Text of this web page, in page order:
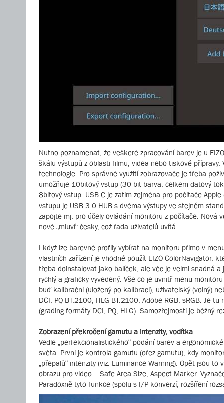
Nutno poznamenat, že veškeré zpracování barev je u
škálu výstupů z oblasti filmu, videa nebo tiskové přípravy.
technologie. Pro správné využití zobrazovače je třeba
umožňuje 10bitový vstup (30 bit barva, celkem datový
8bitový vstup. USB-C je zatím zejména pro počítače
vstupu je USB 3.0 HUB s dvěma výstupy ve stejném
zapojte mj. pro účely ovládání monitoru z počítače. Nová
nově „mluví“ česky, což řada uživatelů uvítá.
I když lze barevné profily vybírat na monitoru přímo v
vlastních zařízení je vhodné použít EIZO ColorNavigator,
třeba doinstalovat jako balíček, ale věc je velmi snadná a
rychlý a graficky vyvedený. Vše co je uvnitř menu
buď kalibrační (uložený po kalibraci), uživatelský (volný)
DCI, PQ BT.2100, HLG BT.2100, Adobe RGB, sRGB. Je
(grading formáty DCI, PQ, HLG). Samozřejmostí je běžný
Zobrazení překročení gamutu a intenzity, vodítka
Vedle „perfekcionalistického“ podání barev a
světa. První je kontrola gamutu (ořez gamutu), kdy
„přepalů“ intenzity (viz. Luminance Warning). Opět jsou
obrazu pro video – Safe Area Size, Aspect Marker.
Paradoxně tyto funkce (spolu s I/P konverzí, rozšíření